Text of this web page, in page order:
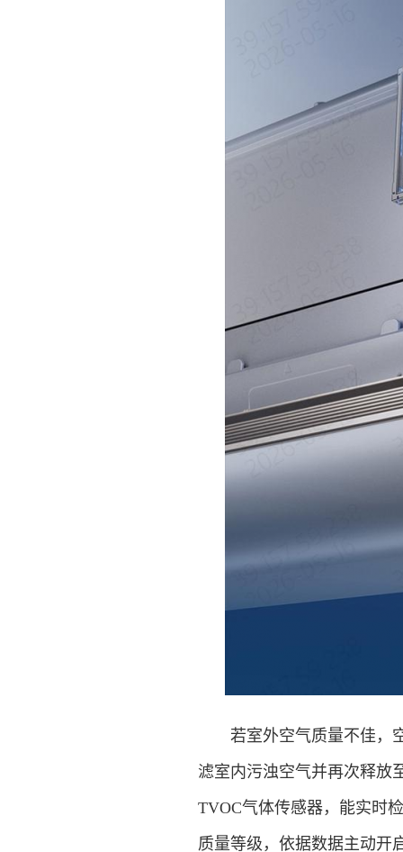
若室外空气质量不佳，空
滤室内污浊空气并再次释放
TVOC气体传感器，能实时
质量等级，依据数据主动开